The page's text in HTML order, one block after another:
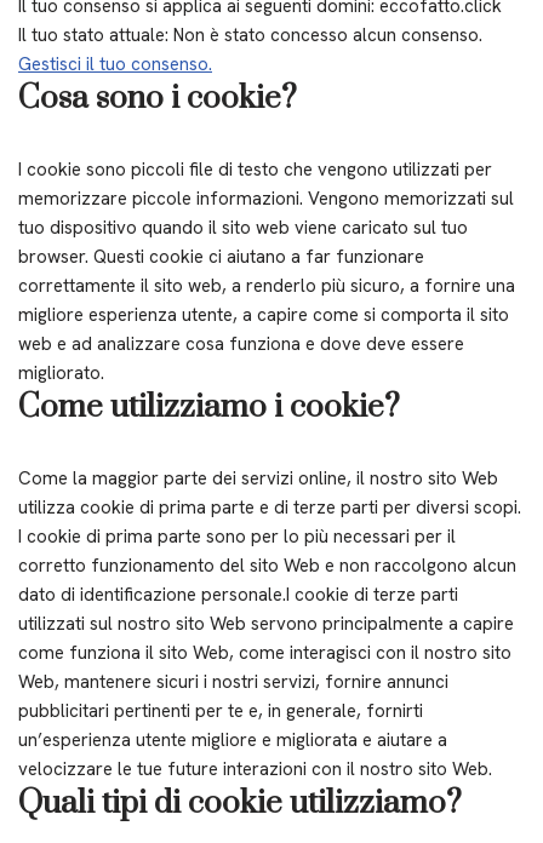
Il tuo consenso si applica ai seguenti domini: eccofatto.click
Il tuo stato attuale: Non è stato concesso alcun consenso.
Gestisci il tuo consenso.
Cosa sono i cookie?
I cookie sono piccoli file di testo che vengono utilizzati per
memorizzare piccole informazioni. Vengono memorizzati sul
tuo dispositivo quando il sito web viene caricato sul tuo
browser. Questi cookie ci aiutano a far funzionare
correttamente il sito web, a renderlo più sicuro, a fornire una
migliore esperienza utente, a capire come si comporta il sito
web e ad analizzare cosa funziona e dove deve essere
migliorato.
Come utilizziamo i cookie?
Come la maggior parte dei servizi online, il nostro sito Web
utilizza cookie di prima parte e di terze parti per diversi scopi.
I cookie di prima parte sono per lo più necessari per il
corretto funzionamento del sito Web e non raccolgono alcun
dato di identificazione personale.I cookie di terze parti
utilizzati sul nostro sito Web servono principalmente a capire
come funziona il sito Web, come interagisci con il nostro sito
Web, mantenere sicuri i nostri servizi, fornire annunci
pubblicitari pertinenti per te e, in generale, fornirti
un’esperienza utente migliore e migliorata e aiutare a
velocizzare le tue future interazioni con il nostro sito Web.
Quali tipi di cookie utilizziamo?